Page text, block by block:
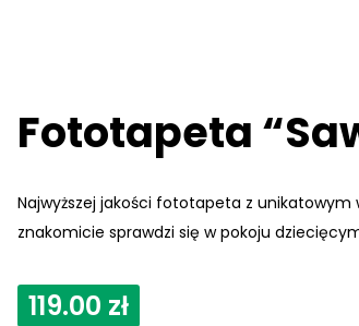
Fototapeta
Najwyższej jakości fototapeta z unikatowym
znakomicie sprawdzi się w pokoju
119.00 zł